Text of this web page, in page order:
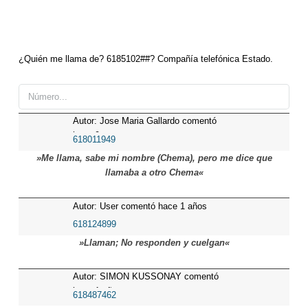
¿Quién me llama de? 6185102##? Compañía telefónica Estado.
Autor: Jose Maria Gallardo comentó
hace 9 meses
618011949
»Me llama, sabe mi nombre (Chema), pero me dice que
llamaba a otro Chema«
Autor: User comentó hace 1 años
618124899
»Llaman; No responden y cuelgan«
Autor: SIMON KUSSONAY comentó
hace 1 años
618487462